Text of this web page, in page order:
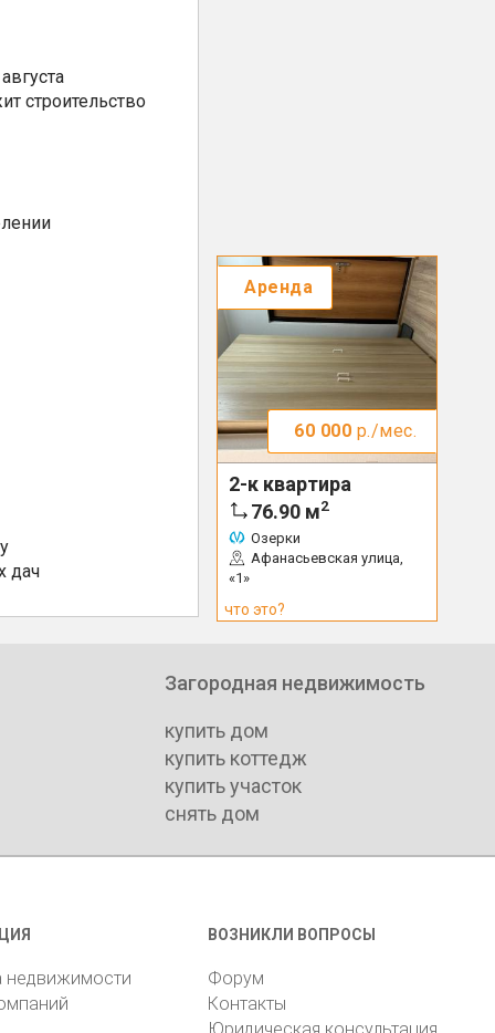
строительство
дач
Аренда
60 000 р./мес.
2-к квартира
76.90 м2
Озерки
Афанасьевская улица,
«1»
что это?
Загородная недвижимость
купить дом
купить коттедж
купить участок
снять дом
недвижимости
ВОЗНИКЛИ ВОПРОСЫ
Форум
Контакты
Юридическая консультация